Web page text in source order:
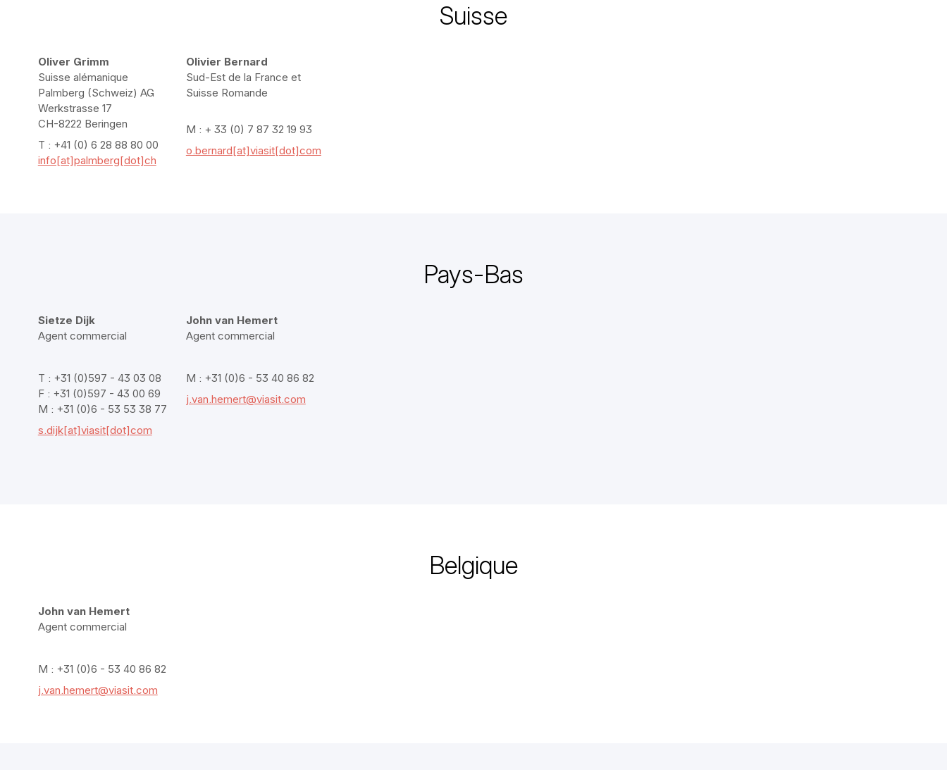
Suisse
Oliver Grimm
Suisse alémanique
Palmberg (Schweiz) AG
Werkstrasse 17
CH-8222 Beringen
T : +41 (0) 6 28 88 80 00
info[at]palmberg[dot]ch
Olivier Bernard
Sud-Est de la France et
Suisse Romande
M : + 33 (0) 7 87 32 19 93
o.bernard[at]viasit[dot]com
Pays-Bas
Sietze Dijk
Agent commercial
T : +31 (0)597 - 43 03 08
F : +31 (0)597 - 43 00 69
M : +31 (0)6 - 53 53 38 77
s.dijk[at]viasit[dot]com
John van Hemert
Agent commercial
M : +31 (0)6 - 53 40 86 82
j.van.hemert@viasit.com
Belgique
John van Hemert
Agent commercial
M : +31 (0)6 - 53 40 86 82
j.van.hemert@viasit.com